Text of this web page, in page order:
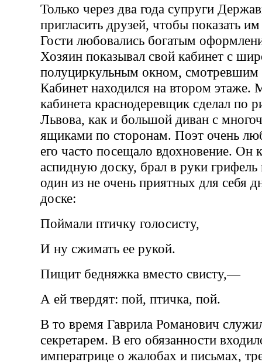
Только через два года супруги
пригласить друзей, чтобы показать
Гости любовались богатым
Хозяин показывал свой кабинет с
полуциркульным окном, смотревшим
Кабинет находился на втором этаже.
кабинета краснодеревщик сделал по
Львова, как и большой диван с
ящиками по сторонам. Поэт очень
его часто посещало вдохновение. Он
аспидную доску, брал в руки
один из не очень приятных для себя
доске:
Поймали птичку голосисту,
И ну сжимать ее рукой.
Пищит бедняжка вместо свисту,—
А ей твердят: пой, птичка, пой.
В то время Гаврила Романович
секретарем. В его обязанности
императрице о жалобах и письмах,